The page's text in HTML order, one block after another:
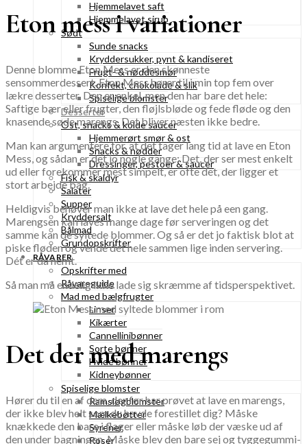
Hjemmelavet saft
Hjemmelavet sirup
Sødt
Sunde snacks
Kryddersukker, pynt & kandiseret
Frugt- & nøddesmør
Konfekt, chokolade & slik
Spiselige blomster
Desserter
Ost, snacks & kolde saucer
Hjemmerørt smør & ost
Snacks & nødder
Dressinger, pestoer & saucer
Fisk & skaldyr
Salater
Supper
Kryddersalt
Bålmad
Grundopskrifter
RÅVARER
Opskrifter med
Råvareguide
Mad med bælgfrugter
Linser
Kikærter
Cannellinibønner
Sorte bønner
Hvide bønner
Kidneybønner
Spiselige blomster
Ramsløgblomster
Mælkebøtter
Syrener
Roser
Eton mess i variationer
Denne blomme Eton Mess er den skønneste
sensommerdessert. Eton Mess hører til i min top fem over
lækre desserter. Den er enkel, men den har bare det hele:
Saftige bær eller frugter, den fløjlsbløde og fede fløde og den
knasende søde marengs. Det bliver næsten ikke bedre.
Man kan argumentere for, at det tager lang tid at lave en Eton
Mess, og sådan er det jo nogle gange: Det, der ser mest enkelt
ud eller forekommer mest simpelt, er ofte det, der ligger et
stort arbejde bag.
Heldigvis behøver man ikke at lave det hele på een gang.
Marengsen kan laves mange dage før serveringen og det
samme kan de syltede blommer. Og så er det jo faktisk blot at
piske fløden og vende det hele sammen lige inden servering.
Dét er da nemt.
Så man må endelig ikke lade sig skræmme af tidsperspektivet.
Det der med marengs
Hører du til en af dem, der før har prøvet at lave en marengs,
der ikke blev helt som du havde forestillet dig? Måske
knækkede den bare i flager eller måske løb der væske ud af
den under bagningen. Måske blev den bare sej og tyggegummi-